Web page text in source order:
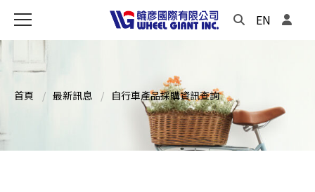
EN
首頁 最新訊息 自行車產品採購資訊查詢